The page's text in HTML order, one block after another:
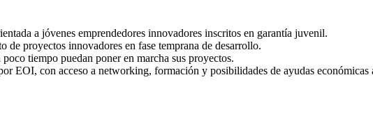
a jóvenes emprendedores innovadores inscritos en garantía juvenil.
de proyectos innovadores en fase temprana de desarrollo.
tiempo puedan poner en marcha sus proyectos.
EOI, con acceso a networking, formación y posibilidades de ayudas económicas